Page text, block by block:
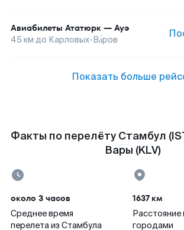
Авиабилеты Ататюрк — Ауэ
45 км до Карловых-Ва́ров
Показать больше
Факты по перелёту Стамбул
Вары (KLV)
около 3 часов
Среднее время
перелета из Стамбула
1637 км
городами